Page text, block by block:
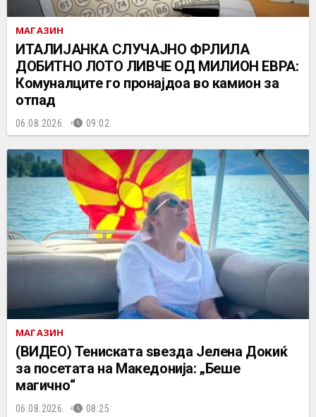
МАГАЗИН
ИТАЛИЈАНКА СЛУЧАЈНО ФРЛИЛА
ДОБИТНО ЛОТО ЛИВЧЕ ОД МИЛИОН ЕВРА:
Комуналците го пронајдоа во камион за
отпад
06.08.2026. 09:02
МАГАЗИН
(ВИДЕО) Тениската ѕвезда Јелена Докиќ
за посетата на Македонија: „Беше
магично“
06.08.2026. 08:25